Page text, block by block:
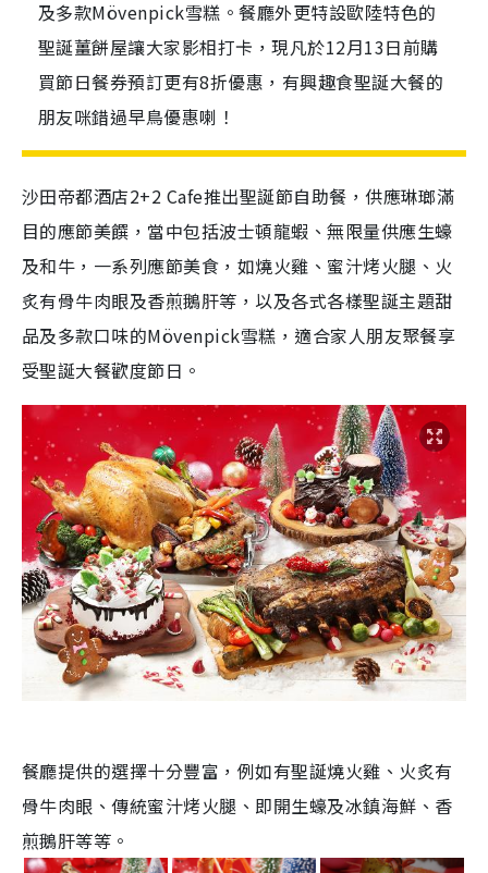
及多款Mövenpick雪糕。餐廳外更特設歐陸特色的
聖誕薑餅屋讓大家影相打卡，現凡於12月13日前購
買節日餐券預訂更有8折優惠，有興趣食聖誕大餐的
朋友咪錯過早鳥優惠喇！
沙田帝都酒店2+2 Cafe推出聖誕節自助餐，供應琳瑯滿
目的應節美饌，當中包括波士頓龍蝦、無限量供應生蠔
及和牛，一系列應節美食，如燒火雞、蜜汁烤火腿、火
炙有骨牛肉眼及香煎鵝肝等，以及各式各樣聖誕主題甜
品及多款口味的Mövenpick雪糕，適合家人朋友聚餐享
受聖誕大餐歡度節日。
餐廳提供的選擇十分豐富，例如有聖誕燒火雞、 火炙有
骨牛肉眼、傳統蜜汁烤火腿 、 即開生蠔及冰鎮海鮮、香
煎鵝肝等等。